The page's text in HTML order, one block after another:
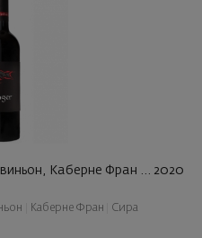
Ийгър Ред Бленд /Каберне Совиньон, Каберне Фран ... 2020
Каберне Фран Сира